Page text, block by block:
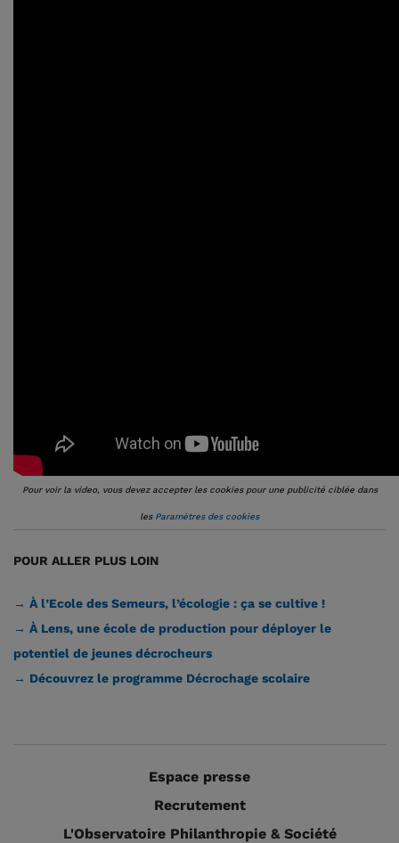
Pour voir la video, vous devez accepter les cookies pour une publicité ciblée dans
les Paramètres des cookies
POUR ALLER PLUS LOIN
→ À l’Ecole des Semeurs, l’écologie : ça se cultive !
→ À Lens, une école de production pour déployer le
potentiel de jeunes décrocheurs
→ Découvrez le programme Décrochage scolaire
Espace presse
Recrutement
L'Observatoire Philanthropie & Société